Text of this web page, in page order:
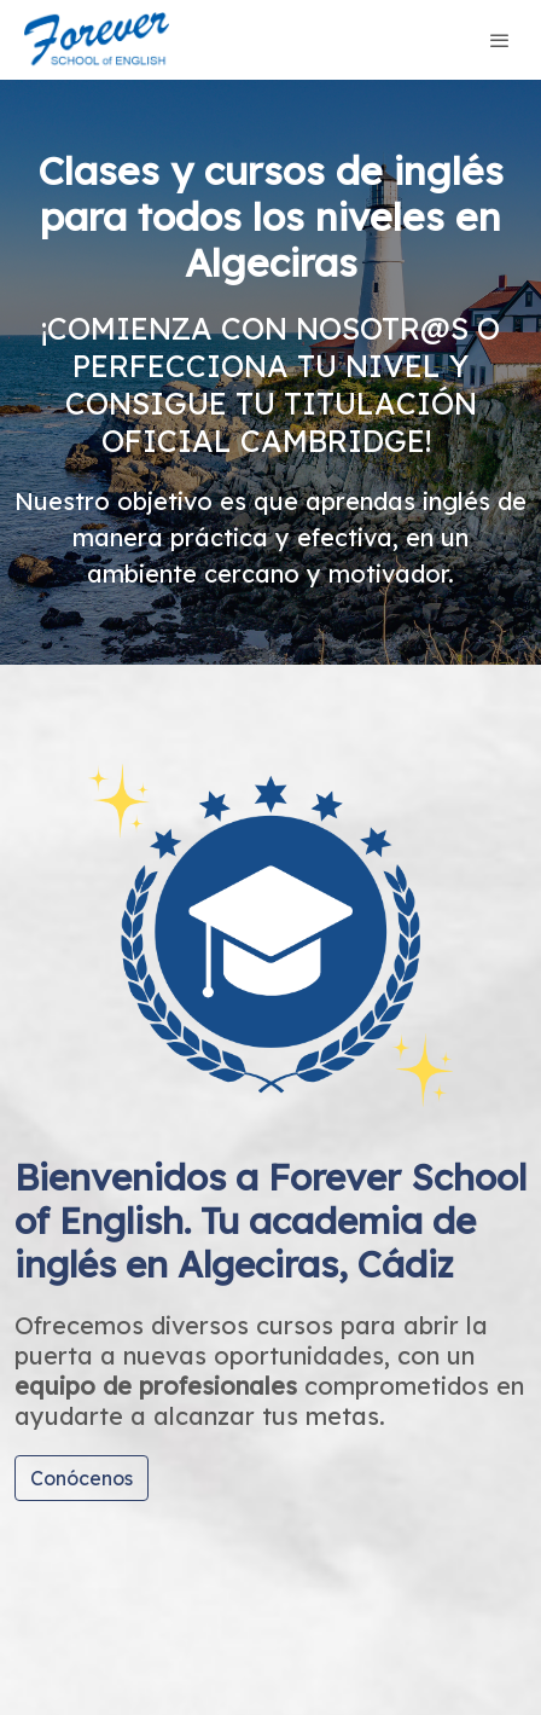
Clases y cursos de inglés
para todos los niveles en
Algeciras
¡COMIENZA CON NOSOTR@S O
PERFECCIONA TU NIVEL Y
CONSIGUE TU TITULACIÓN
OFICIAL CAMBRIDGE!
Nuestro objetivo es que aprendas inglés de
manera práctica y efectiva, en un
ambiente cercano y motivador.
Bienvenidos a Forever School
of English. Tu academia de
inglés en Algeciras, Cádiz
Ofrecemos diversos cursos para abrir la
puerta a nuevas oportunidades, con un
equipo de profesionales comprometidos en
ayudarte a alcanzar tus metas.
Conócenos